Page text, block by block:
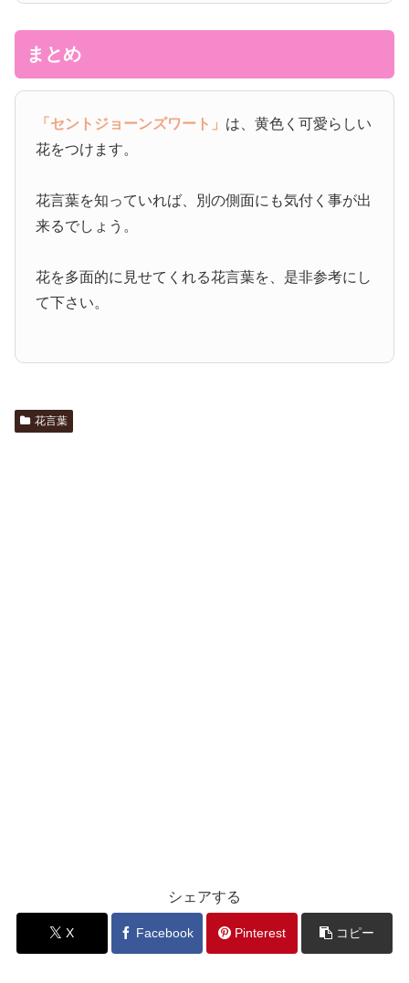
まとめ
「セントジョーンズワート」 は、黄色く可愛らしい
花をつけます。
花言葉を知っていれば、別の側面にも気付く事が出
来るでしょう。
花を多面的に見せてくれる花言葉を、是非参考にし
て下さい。
花言葉
シェアする
X Facebook Pinterest コピー